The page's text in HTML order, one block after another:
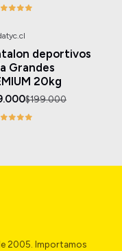
deportivos
Grandes
20kg
$199.000
2005. Importamos